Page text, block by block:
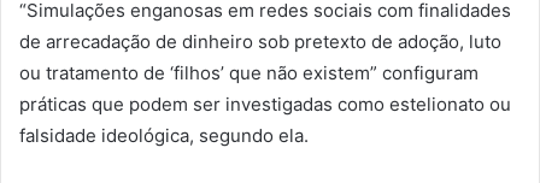
“Simulações enganosas em redes sociais com finalidades
de arrecadação de dinheiro sob pretexto de adoção, luto
ou tratamento de ‘filhos’ que não existem” configuram
práticas que podem ser investigadas como estelionato ou
falsidade ideológica, segundo ela.